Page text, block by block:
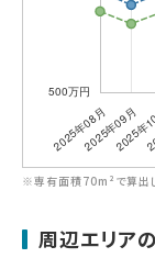
※専有面積70m²で算出
周辺エリア